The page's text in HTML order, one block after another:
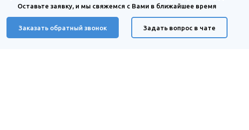
Оставьте заявку, и мы свяжемся с Вами в ближайшее время
Заказать обратный звонок Задать вопрос в чате